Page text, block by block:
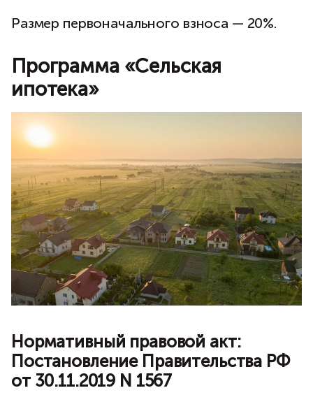
Размер первоначального взноса — 20%.
Программа «Сельская
ипотека»
Нормативный правовой акт:
Постановление Правительства РФ
от 30.11.2019 N 1567